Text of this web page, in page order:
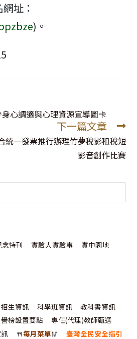
址：
)。
心調適與心理資源宣導圖卡
下一篇文章
統一發票推行辦理竹夢稅影租稅短
影音創作比賽
特刊 實驗人實驗事
實中園地
招生資訊 科學班資訊
教科書資訊
榜設置要點
專任(代理)教師甄選
🍴每月菜單🥢 臺灣全民安全指引